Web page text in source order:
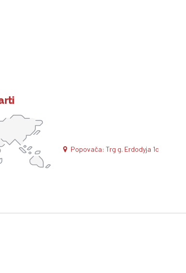
Popovača: Trg g. Erdodyja 1c